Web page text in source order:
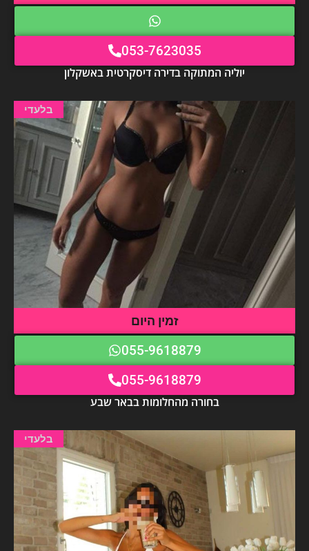
053-7623035
יוליה המתוקה בדירה דיסקרטית באשקלון
בלעדי
זמין היום
055-9618879
055-9618879
בחורה מהחלומות בבאר שבע
בלעדי